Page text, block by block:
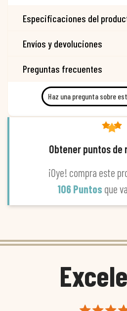
Especificaciones del
Envíos y devoluciones
Preguntas frecuentes
Haz una pregunta sobre
Obtener puntos de
¡Oye! compra este
106 Puntos que